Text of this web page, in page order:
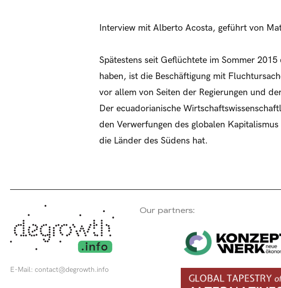
Interview mit Alberto Acosta, geführt von
Spätestens seit Geflüchtete im Sommer
haben, ist die Beschäftigung mit
vor allem von Seiten der Regierungen und
Der ecuadorianische
den Verwerfungen des globalen
die Länder des Südens hat.
E-Mail: contact@degrowth.info
Our partners: